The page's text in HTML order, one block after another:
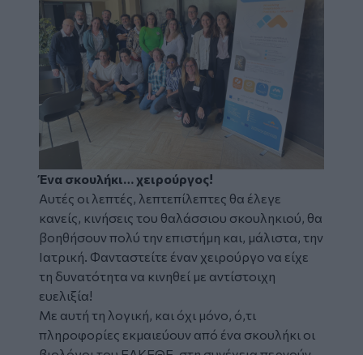
Ένα σκουλήκι… χειρούργος!
Αυτές οι λεπτές, λεπτεπίλεπτες θα έλεγε
κανείς, κινήσεις του θαλάσσιου σκουληκιού, θα
βοηθήσουν πολύ την επιστήμη και, μάλιστα, την
Ιατρική. Φανταστείτε έναν χειρούργο να είχε
τη δυνατότητα να κινηθεί με αντίστοιχη
ευελιξία!
Με αυτή τη λογική, και όχι μόνο, ό,τι
πληροφορίες εκμαιεύουν από ένα σκουλήκι οι